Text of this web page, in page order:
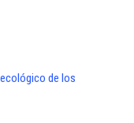
de los